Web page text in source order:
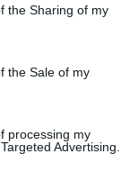
the Sharing of my
the Sale of my
processing my
Advertising.
recenzie sa